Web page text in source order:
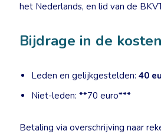
het Nederlands, en lid van de
Bijdrage in de kosten
Leden en gelijkgestelden: 40
Niet-leden: **70 euro***
Betaling via overschrijving naar